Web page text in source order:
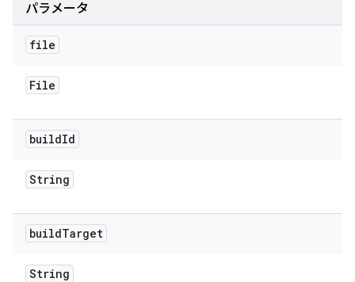
パラメータ
file
File
buildId
String
buildTarget
String